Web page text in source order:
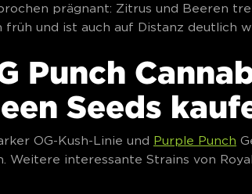
prägnant: Zitrus und Beeren
und ist auch auf Distanz deutlich
Punch
Seeds
OG-Kush-Linie und Purple Punch
Weitere interessante Strains von